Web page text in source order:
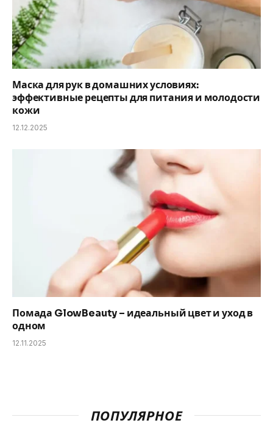
Маска для рук в домашних условиях:
эффективные рецепты для питания и молодости
кожи
12.12.2025
Помада GlowBeauty – идеальный цвет и уход в
одном
12.11.2025
ПОПУЛЯРНОЕ